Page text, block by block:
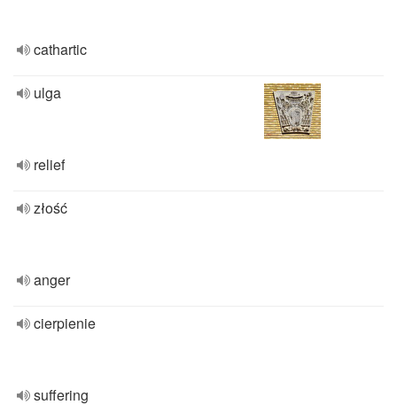
cathartic
ulga
relief
złość
anger
cierpienie
suffering